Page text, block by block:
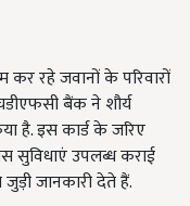
रहे जवानों के परिवारों
बैंक ने शौर्य
है. इस कार्ड के जरिए
सुविधाएं उपलब्ध कराई
जानकारी देते हैं.